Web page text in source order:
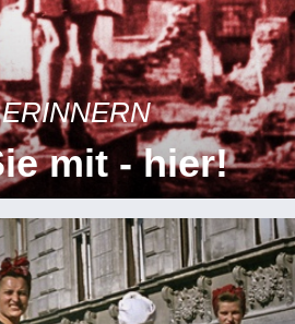
mit - hier!